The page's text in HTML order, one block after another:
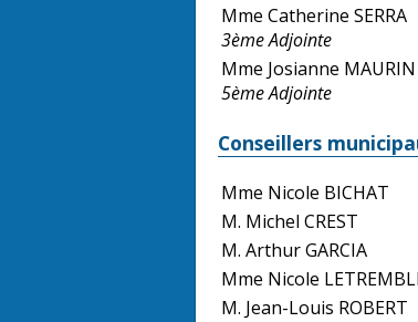
Mme Catherine SERRA
3ème Adjointe
Mme Josianne MAURIN
5ème Adjointe
Conseillers
Mme Nicole BICHAT
M. Michel CREST
M. Arthur GARCIA
Mme Nicole
M. Jean-Louis ROBERT